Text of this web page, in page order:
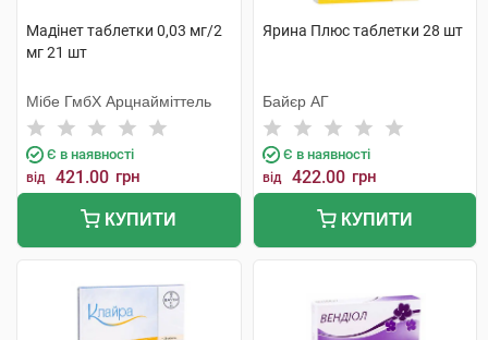
Мадінет таблетки 0,03 мг/2
мг 21 шт
Мібе ГмбХ Арцнайміттель
Є в наявності
від 421.00 грн
КУПИТИ
Ярина Плюс таблетки 28 шт
Байєр АГ
Є в наявності
від 422.00 грн
КУПИТИ